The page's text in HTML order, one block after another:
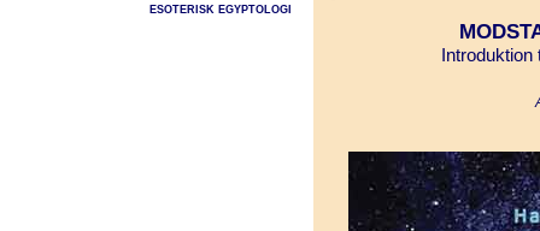
ESOTERISK EGYPTOLOGI